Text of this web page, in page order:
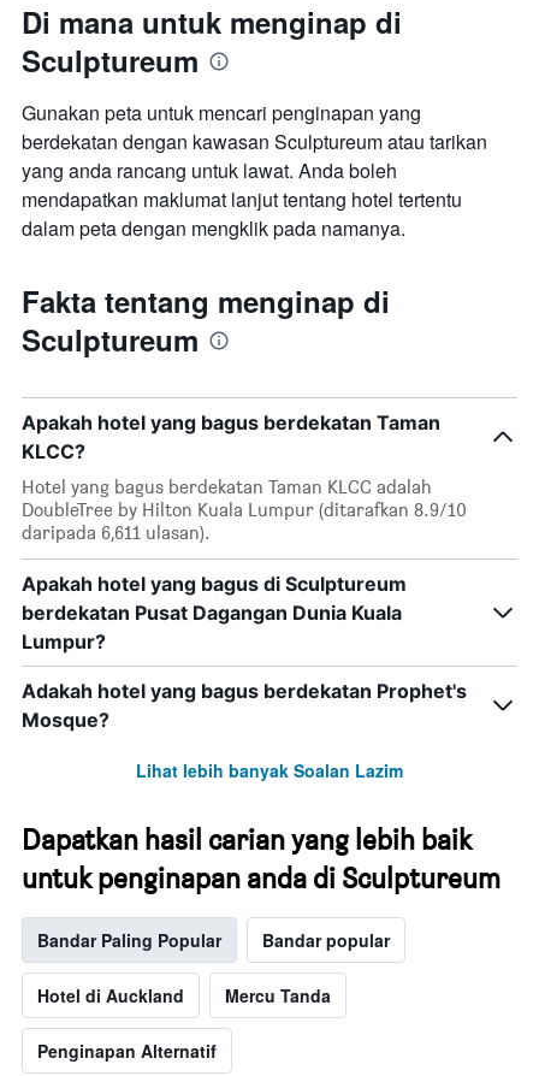
Di mana untuk menginap di
Sculptureum
Gunakan peta untuk mencari penginapan yang
berdekatan dengan kawasan Sculptureum atau tarikan
yang anda rancang untuk lawat. Anda boleh
mendapatkan maklumat lanjut tentang hotel tertentu
dalam peta dengan mengklik pada namanya.
Fakta tentang menginap di
Sculptureum
Apakah hotel yang bagus berdekatan Taman
KLCC?
Hotel yang bagus berdekatan Taman KLCC adalah
DoubleTree by Hilton Kuala Lumpur (ditarafkan 8.9/10
daripada 6,611 ulasan).
Apakah hotel yang bagus di Sculptureum
berdekatan Pusat Dagangan Dunia Kuala
Lumpur?
Adakah hotel yang bagus berdekatan Prophet's
Mosque?
Lihat lebih banyak Soalan Lazim
Dapatkan hasil carian yang lebih baik
untuk penginapan anda di Sculptureum
Bandar Paling Popular Bandar popular
Hotel di Auckland Mercu Tanda
Penginapan Alternatif